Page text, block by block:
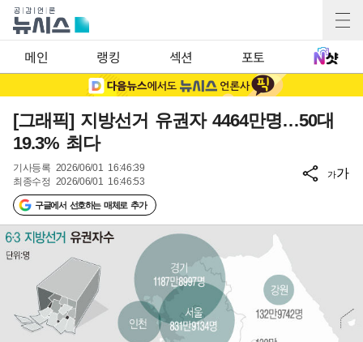
메인 랭킹 섹션 포토
[그래픽] 지방선거 유권자 4464만명…50대
19.3% 최다
기사등록 2026/06/01 16:46:39
최종수정 2026/06/01 16:46:53
구글에서 선호하는 매체로 추가
가가